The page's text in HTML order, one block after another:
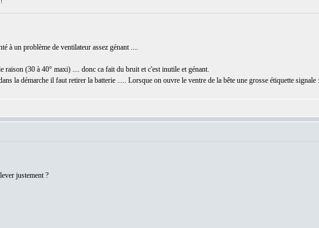
à un problème de ventilateur assez génant ....
raison (30 à 40° maxi) .... donc ca fait du bruit et c'est inutile et génant.
la démarche il faut retirer la batterie ..... Lorsque on ouvre le ventre de la bête une grosse étiquette signale
justement ?